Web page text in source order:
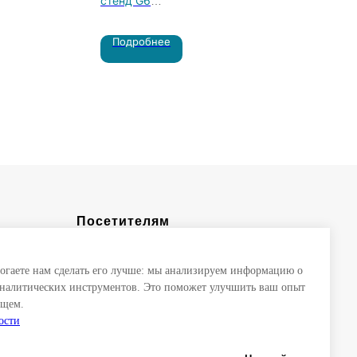
нам сделать его лучше: мы анализируем информацию о
инструментов. Это поможет улучшить ваш опыт
Первый в России Центр мобильных
парогенераторов: производство,
аренда, сервис, обучение
Подробнее
Посетителям
Деловая программа
Буклет